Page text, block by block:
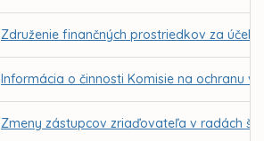
Združenie finančných prostriedkov za
Informácia o činnosti Komisie na ochranu
Zmeny zástupcov zriaďovateľa v radách